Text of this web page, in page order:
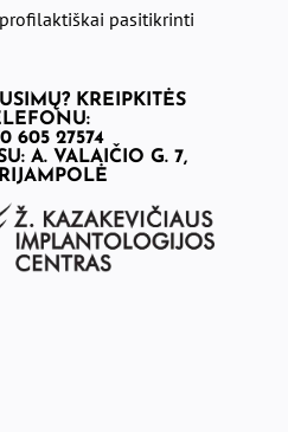
pasitikrinti
KREIPKITĖS
605 27574
A. VALAIČIO G. 7,